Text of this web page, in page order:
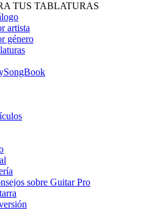
TUS TABLATURAS
artista
género
sobre Guitar Pro